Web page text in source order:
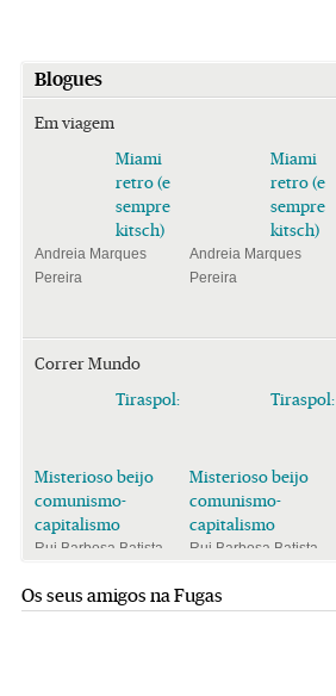
Blogues
Em viagem
Miami
retro (e
sempre
kitsch)
Andreia Marques
Pereira
Miami
retro (e
sempre
kitsch)
Andreia Marques
Pereira
Correr Mundo
Tiraspol:
Misterioso beijo
comunismo-
capitalismo
Rui Barbosa Batista
Tiraspol:
Misterioso beijo
comunismo-
capitalismo
Rui Barbosa Batista
Os seus amigos na Fugas